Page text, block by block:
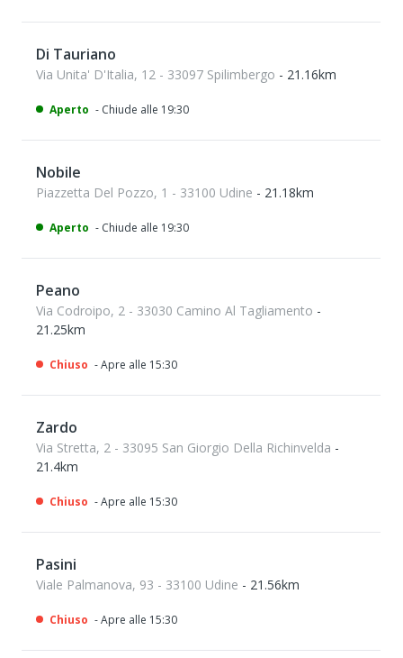
Di Tauriano
Via Unita' D'Italia, 12 - 33097 Spilimbergo - 21.16km
Aperto - Chiude alle 19:30
Nobile
Piazzetta Del Pozzo, 1 - 33100 Udine - 21.18km
Aperto - Chiude alle 19:30
Peano
Via Codroipo, 2 - 33030 Camino Al Tagliamento -
21.25km
Chiuso - Apre alle 15:30
Zardo
Via Stretta, 2 - 33095 San Giorgio Della Richinvelda -
21.4km
Chiuso - Apre alle 15:30
Pasini
Viale Palmanova, 93 - 33100 Udine - 21.56km
Chiuso - Apre alle 15:30